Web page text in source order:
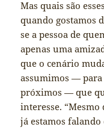
Mas quais são
quando gostamos
se a pessoa de
apenas uma
que o cenário
assumimos — para
próximos — que
interesse.
já estamos